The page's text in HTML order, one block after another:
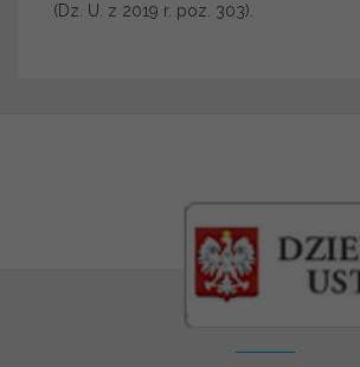
(Dz. U. z 2019 r. poz. 303).